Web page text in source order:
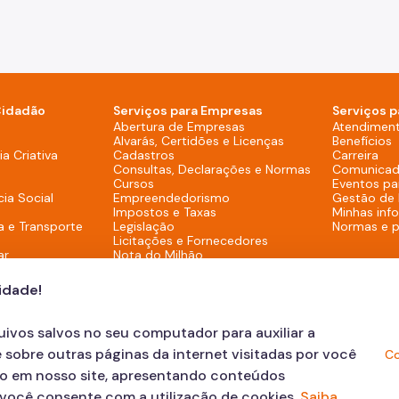
(Rodapé - Desktop)
Criativa
Social
e Transporte
Serviços para Empresas
Abertura de Empresas
Alvarás, Certidões e Licenças
Cadastros
Consultas, Declarações e Normas
Cursos
Empreendedorismo
Impostos e Taxas
Legislação
Licitações e Fornecedores
Nota do Milhão
Serviços
Benefícios
Carreira
Eventos
Gestão de
Minhas
Normas e
salvos no seu computador para auxiliar a
outras páginas da internet visitadas por você
em nosso site, apresentando conteúdos